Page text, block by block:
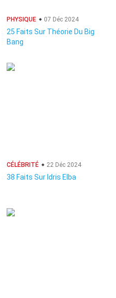
PHYSIQUE 07 Déc 2024
25 Faits Sur Théorie Du Big
Bang
CÉLÉBRITÉ 22 Déc 2024
38 Faits Sur Idris Elba